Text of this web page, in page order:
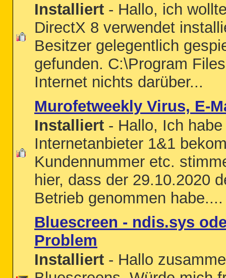
Installiert - Hallo, ich
DirectX 8 verwendet
Besitzer gelegentlich
gefunden. C:\Program
Internet nichts darüber...
Murofetweekly Virus, E-
Installiert - Hallo, Ich
Internetanbieter 1&1
Kundennummer etc.
hier, dass der 29.10.2020
Betrieb genommen habe....
Bluescreen - ndis.sys
Problem
Installiert - Hallo